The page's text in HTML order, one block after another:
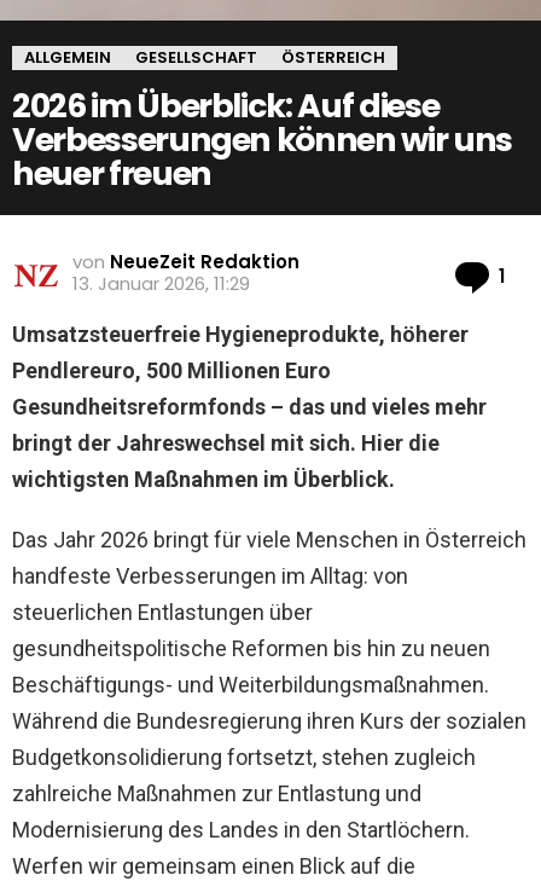
ALLGEMEIN GESELLSCHAFT ÖSTERREICH
2026 im Überblick: Auf diese
Verbesserungen können wir uns
heuer freuen
von NeueZeit Redaktion
13. Januar 2026, 11:29
1
Umsatzsteuerfreie Hygieneprodukte, höherer
Pendlereuro, 500 Millionen Euro
Gesundheitsreformfonds – das und vieles mehr
bringt der Jahreswechsel mit sich. Hier die
wichtigsten Maßnahmen im Überblick.
Das Jahr 2026 bringt für viele Menschen in Österreich
handfeste Verbesserungen im Alltag: von
steuerlichen Entlastungen über
gesundheitspolitische Reformen bis hin zu neuen
Beschäftigungs- und Weiterbildungsmaßnahmen.
Während die Bundesregierung ihren Kurs der sozialen
Budgetkonsolidierung fortsetzt, stehen zugleich
zahlreiche Maßnahmen zur Entlastung und
Modernisierung des Landes in den Startlöchern.
Werfen wir gemeinsam einen Blick auf die